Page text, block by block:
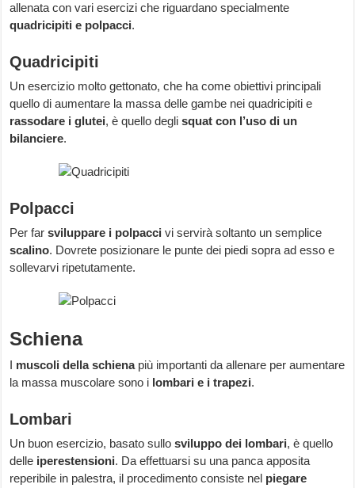
allenata con vari esercizi che riguardano specialmente
quadricipiti e polpacci.
Quadricipiti
Un esercizio molto gettonato, che ha come obiettivi principali
quello di aumentare la massa delle gambe nei quadricipiti e
rassodare i glutei, è quello deglisquat con l’uso di un
bilanciere.
Polpacci
Per farsviluppare i polpacci vi servirà soltanto un semplice
scalino. Dovrete posizionare le punte dei piedi sopra ad esso e
sollevarvi ripetutamente.
Schiena
I muscoli della schienapiù importanti da allenare per aumentare
la massa muscolare sono i lombari e i trapezi.
Lombari
Un buon esercizio, basato sullosviluppo dei lombari, è quello
delle iperestensioni. Da effettuarsi su una panca apposita
reperibile in palestra, il procedimento consiste nel piegare